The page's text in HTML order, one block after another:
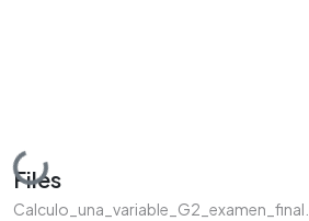
Loading...
Files